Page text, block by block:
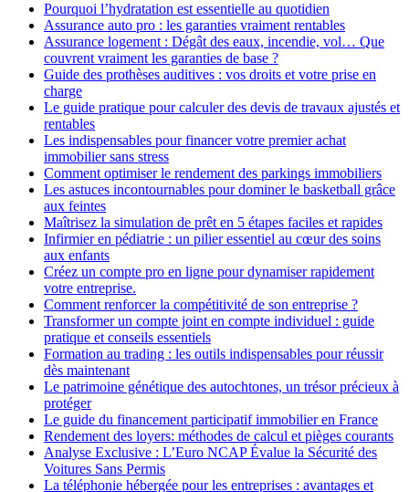
Pourquoi l’hydratation est essentielle au quotidien
Assurance auto pro : les garanties vraiment rentables
Assurance logement : Dégât des eaux, incendie, vol… Que
couvrent vraiment les garanties de base ?
Guide des prothèses auditives : vos droits et votre prise en
charge
Le guide pratique pour calculer des devis de travaux ajustés et
rentables
Les indispensables pour financer votre premier achat
immobilier sans stress
Comment optimiser le rendement des parkings immobiliers
Les astuces incontournables pour dominer le basketball grâce
aux feintes
Maîtrisez la simulation de prêt en 5 étapes faciles et rapides
Infirmier en pédiatrie : un pilier essentiel au cœur des soins
aux enfants
Créez un compte pro en ligne pour dynamiser rapidement
votre entreprise.
Comment renforcer la compétitivité de son entreprise ?
Transformer un compte joint en compte individuel : guide
pratique et conseils essentiels
Formation au trading : les outils indispensables pour réussir
dès maintenant
Le patrimoine génétique des autochtones, un trésor précieux à
protéger
Le guide du financement participatif immobilier en France
Rendement des loyers: méthodes de calcul et pièges courants
Analyse Exclusive : L’Euro NCAP Évalue la Sécurité des
Voitures Sans Permis
La téléphonie hébergée pour les entreprises : avantages et